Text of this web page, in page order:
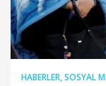
HABERLER,SOSYAL